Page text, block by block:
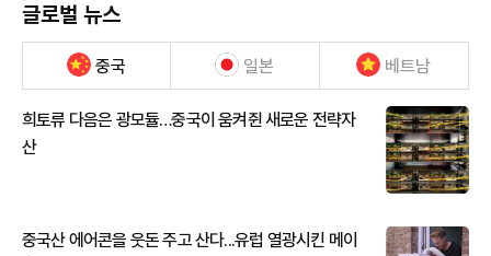
글로벌 뉴스
중국 일본 베트남
희토류 다음은 광모듈…중국이 움켜쥔 새로운 전략자
산
중국산 에어콘을 웃돈 주고 산다...유럽 열광시킨 메이